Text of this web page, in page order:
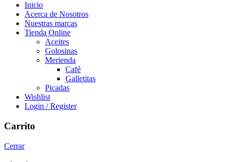
Inicio
Acerca de Nosotros
Nuestras marcas
Tienda Online
Aceites
Golosinas
Merienda
Café
Galletitas
Picadas
Wishlist
Login / Register
Carrito
Cerrar